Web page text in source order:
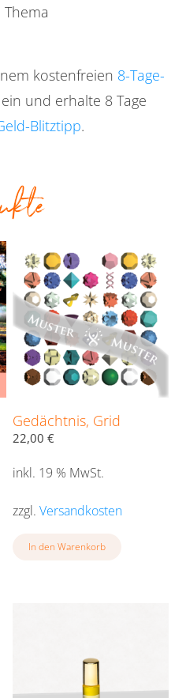
kostenfreien 8-Tage-
ein und erhalte 8 Tage
Blitztipp.
Gedächtnis, Grid
22,00€
inkl. 19 % MwSt.
zzgl.Versandkosten
In den Warenkorb